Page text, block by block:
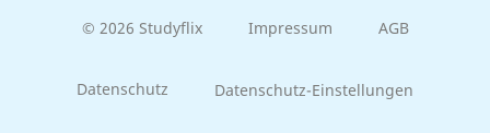
© 2026 Studyflix Impressum AGB
Datenschutz Datenschutz-Einstellungen